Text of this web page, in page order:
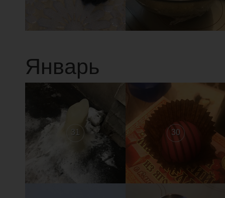
Январь
31 30